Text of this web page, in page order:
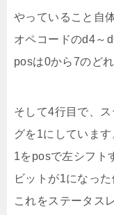
やっていること自
オペコードのd4～
posは0から7のど
そして4行目で、
グを1にしています
1をposで左シフト
ビットが1になった
これをステータス